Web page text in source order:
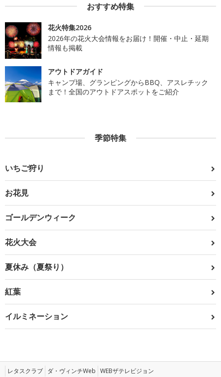
おすすめ特集
花火特集2026
2026年の花火大会情報をお届け！開催・中止・延期
情報も掲載
アウトドアガイド
キャンプ場、グランピングからBBQ、アスレチック
まで！全国のアウトドアスポットをご紹介
季節特集
いちご狩り
お花見
ゴールデンウィーク
花火大会
夏休み（夏祭り）
紅葉
イルミネーション
レタスクラブ ダ・ヴィンチWeb WEBザテレビジョン